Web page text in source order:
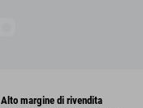
Alto margine di rivendita